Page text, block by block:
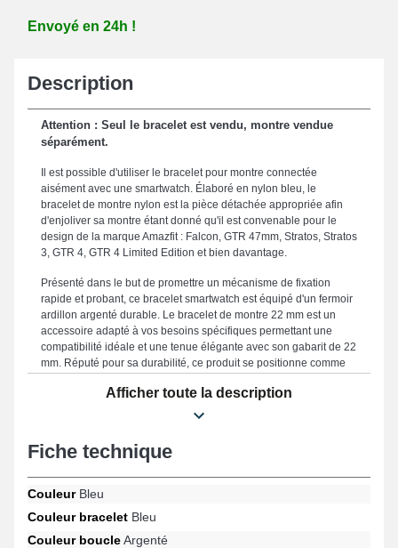
Envoyé en 24h !
Description
Attention : Seul le bracelet est vendu, montre vendue
séparément.
Il est possible d'utiliser le bracelet pour montre connectée
aisément avec une smartwatch. Élaboré en nylon bleu, le
bracelet de montre nylon est la pièce détachée appropriée afin
d'enjoliver sa montre étant donné qu'il est convenable pour le
design de la marque Amazfit : Falcon, GTR 47mm, Stratos, Stratos
3, GTR 4, GTR 4 Limited Edition et bien davantage.
Présenté dans le but de promettre un mécanisme de fixation
rapide et probant, ce bracelet smartwatch est équipé d'un fermoir
ardillon argenté durable. Le bracelet de montre 22 mm est un
accessoire adapté à vos besoins spécifiques permettant une
compatibilité idéale et une tenue élégante avec son gabarit de 22
mm. Réputé pour sa durabilité, ce produit se positionne comme
endommagé, tout en offrant une robustesse incomparable pour
votre montre connectée. La teinte bleue sophistiquée de ce style
votre montre connectée. Élaboré afin de s'harmoniser idéalement
sur les formats GTR 3 Pro Limited Edition, GTR 47mm, GTR 4
Limited Edition, Cheetah Pro, Bip 5 Unity, GTR 47mm et
beaucoup plus de la marque Amazfit, cette attache garantit une
élégant, ce bracelet en nylon Amazfit s'adapte naturellement à
une variété de modèles populaires pour un port confortable.
Afficher toute la description
Fiche technique
CouleurBleu
Couleur bracelet Bleu
Couleur boucleArgenté